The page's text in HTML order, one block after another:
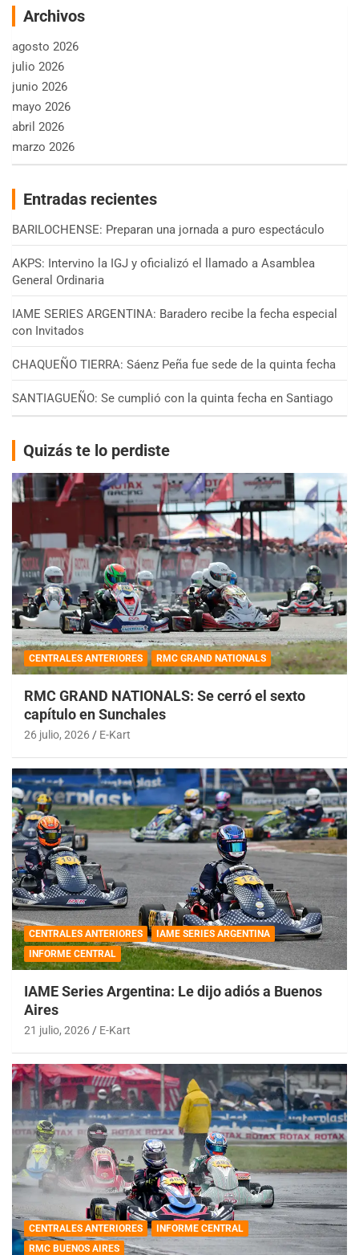
Archivos
agosto 2026
julio 2026
junio 2026
mayo 2026
abril 2026
marzo 2026
Entradas recientes
BARILOCHENSE: Preparan una jornada a puro espectáculo
AKPS: Intervino la IGJ y oficializó el llamado a Asamblea
General Ordinaria
IAME SERIES ARGENTINA: Baradero recibe la fecha especial
con Invitados
CHAQUEÑO TIERRA: Sáenz Peña fue sede de la quinta fecha
SANTIAGUEÑO: Se cumplió con la quinta fecha en Santiago
Quizás te lo perdiste
CENTRALES ANTERIORES RMC GRAND NATIONALS
RMC GRAND NATIONALS: Se cerró el sexto
capítulo en Sunchales
26 julio, 2026 E-Kart
CENTRALES ANTERIORES
IAME SERIES ARGENTINA
INFORME CENTRAL
IAME Series Argentina: Le dijo adiós a Buenos
Aires
21 julio, 2026 E-Kart
CENTRALES ANTERIORES
INFORME CENTRAL
RMC BUENOS AIRES